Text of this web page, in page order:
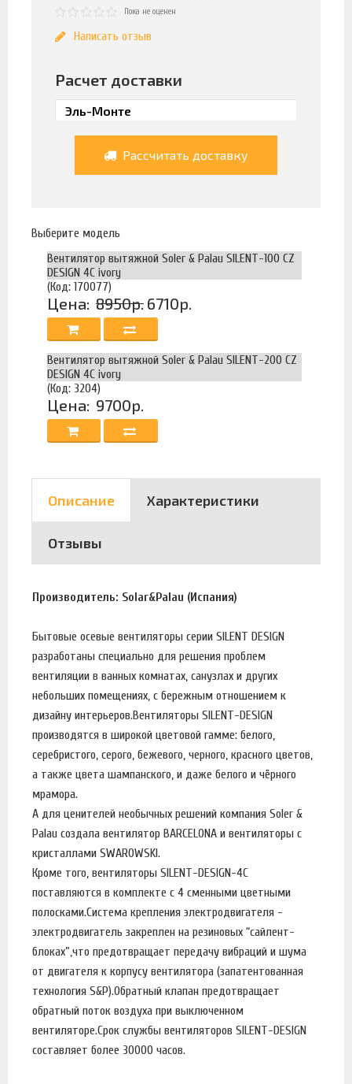
Пока не оценен
Написать отзыв
Расчет доставки
Рассчитать доставку
Выберите модель
Вентилятор вытяжной Soler & Palau SILENT-100 CZ
DESIGN 4C ivory
(Код: 170077)
Цена: 8950р. 6710р.
Вентилятор вытяжной Soler & Palau SILENT-200 CZ
DESIGN 4C ivory
(Код: 3204)
Цена: 9700р.
Описание Характеристики
Отзывы
Производитель: Solar&Palau (Испания)
Бытовые осевые вентиляторы серии SILENT DESIGN
разработаны специально для решения проблем
вентиляции в ванных комнатах, санузлах и других
небольших помещениях, с бережным отношением к
дизайну интерьеров.Вентиляторы SILENT-DESIGN
производятся в широкой цветовой гамме: белого,
серебристого, серого, бежевого, черного, красного цветов,
а также цвета шампанского, и даже белого и чёрного
мрамора.
А для ценителей необычных решений компания Soler &
Palau создала вентилятор BARCELONA и вентиляторы с
кристаллами SWAROWSKI.
Кроме того, вентиляторы SILENT-DESIGN-4C
поставляются в комплекте с 4 сменными цветными
полосками.Система крепления электродвигателя -
электродвигатель закреплен на резиновых “сайлент-
блоках”,что предотвращает передачу вибраций и шума
от двигателя к корпусу вентилятора (запатентованная
технология S&P).Обратный клапан предотвращает
обратный поток воздуха при выключенном
вентиляторе.Срок службы вентиляторов SILENT-DESIGN
составляет более 30000 часов.